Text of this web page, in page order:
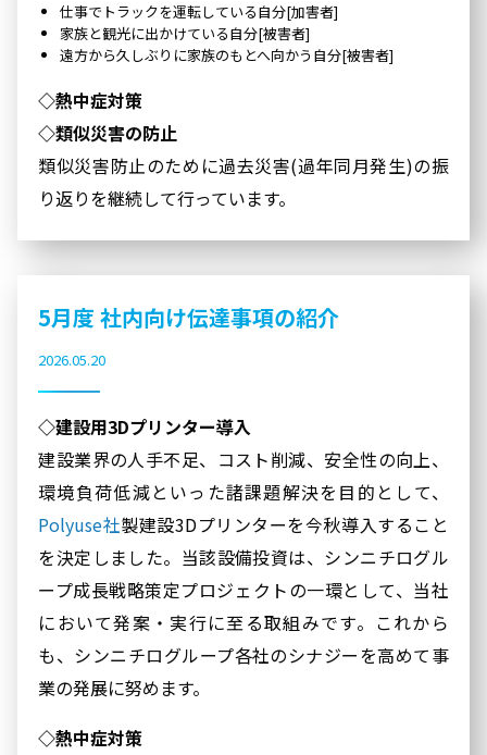
仕事でトラックを運転している自分[加害者]
家族と観光に出かけている自分[被害者]
遠方から久しぶりに家族のもとへ向かう自分[被害者]
◇熱中症対策
◇類似災害の防止
類似災害防止のために過去災害(過年同月発生)の振
り返りを継続して行っています。
5月度 社内向け伝達事項の紹介
2026.05.20
◇建設用3Dプリンター導入
建設業界の人手不足、コスト削減、安全性の向上、
環境負荷低減といった諸課題解決を目的として、
Polyuse社製建設3Dプリンターを今秋導入すること
を決定しました。当該設備投資は、シンニチログル
ープ成長戦略策定プロジェクトの一環として、当社
において発案・実行に至る取組みです。これから
も、シンニチログループ各社のシナジーを高めて事
業の発展に努めます。
◇熱中症対策